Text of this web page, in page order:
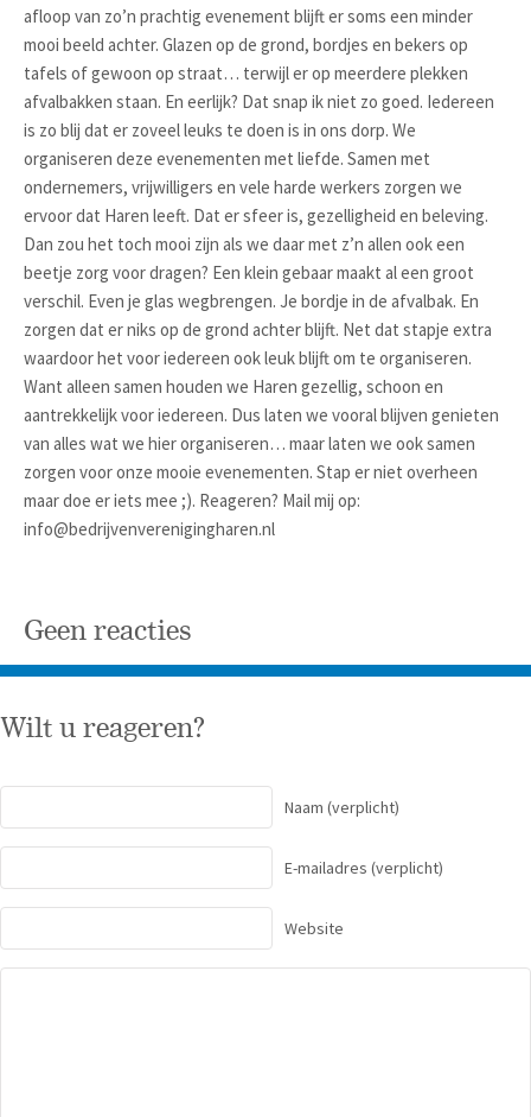
afloop van zo’n prachtig evenement blijft er soms een minder
mooi beeld achter. Glazen op de grond, bordjes en bekers op
tafels of gewoon op straat… terwijl er op meerdere plekken
afvalbakken staan. En eerlijk? Dat snap ik niet zo goed. Iedereen
is zo blij dat er zoveel leuks te doen is in ons dorp. We
organiseren deze evenementen met liefde. Samen met
ondernemers, vrijwilligers en vele harde werkers zorgen we
ervoor dat Haren leeft. Dat er sfeer is, gezelligheid en beleving.
Dan zou het toch mooi zijn als we daar met z’n allen ook een
beetje zorg voor dragen? Een klein gebaar maakt al een groot
verschil. Even je glas wegbrengen. Je bordje in de afvalbak. En
zorgen dat er niks op de grond achter blijft. Net dat stapje extra
waardoor het voor iedereen ook leuk blijft om te organiseren.
Want alleen samen houden we Haren gezellig, schoon en
aantrekkelijk voor iedereen. Dus laten we vooral blijven genieten
van alles wat we hier organiseren… maar laten we ook samen
zorgen voor onze mooie evenementen. Stap er niet overheen
maar doe er iets mee ;). Reageren? Mail mij op:
info@bedrijvenverenigingharen.nl
Geen reacties
Wilt u reageren?
Naam (verplicht)
E-mailadres (verplicht)
Website